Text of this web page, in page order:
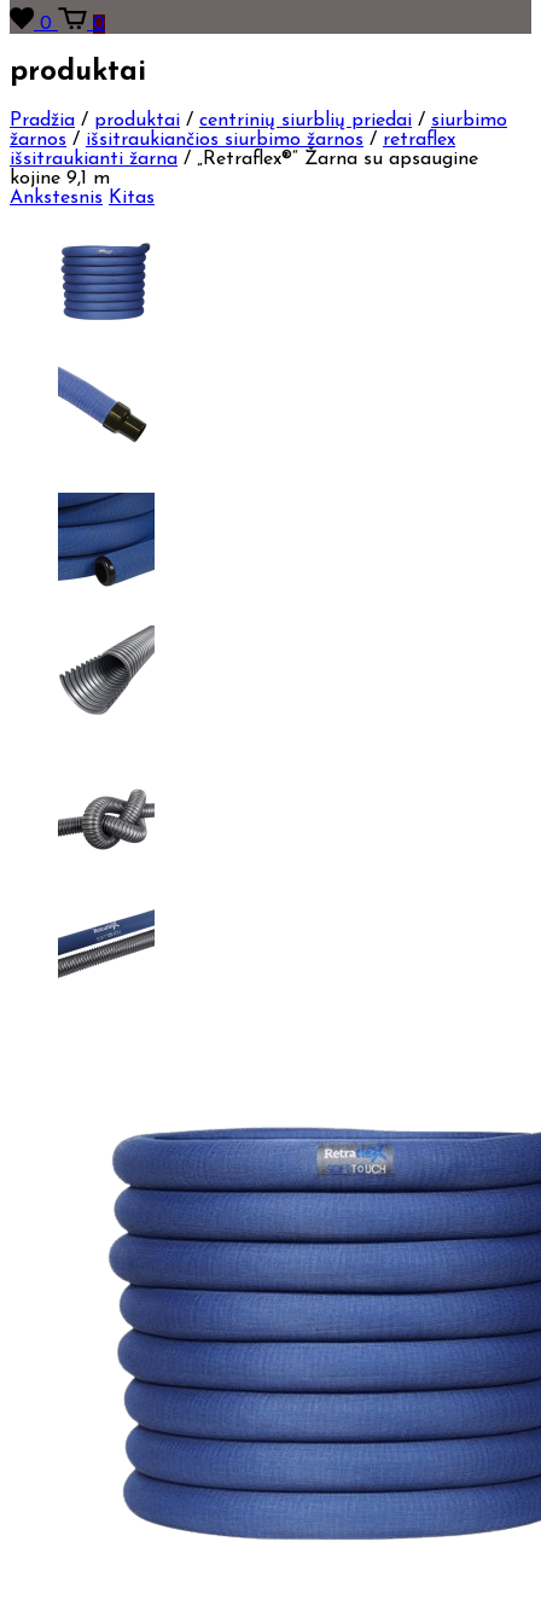
0 0
produktai
Pradžia / produktai / centrinių siurblių priedai / siurbimo
žarnos / išsitraukiančios siurbimo žarnos / retraflex
išsitraukianti žarna / „Retraflex®“ Žarna su apsaugine
kojine 9,1 m
Ankstesnis Kitas